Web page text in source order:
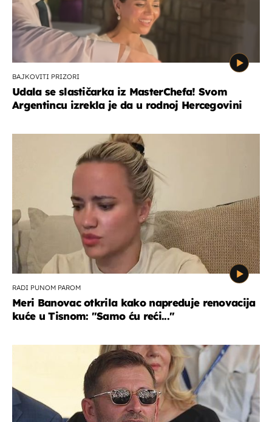
BAJKOVITI PRIZORI
Udala se slastičarka iz MasterChefa! Svom
Argentincu izrekla je da u rodnoj Hercegovini
RADI PUNOM PAROM
Meri Banovac otkrila kako napreduje renovacija
kuće u Tisnom: "Samo ću reći..."